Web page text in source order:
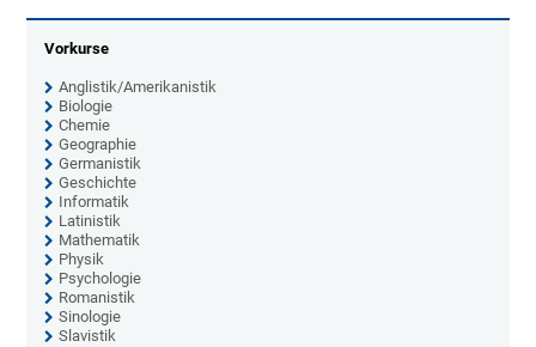
Vorkurse
Anglistik/Amerikanistik
Biologie
Chemie
Geographie
Germanistik
Geschichte
Informatik
Latinistik
Mathematik
Physik
Psychologie
Romanistik
Sinologie
Slavistik